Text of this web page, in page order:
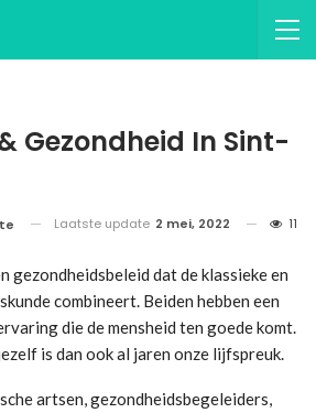
Gezondheid In Sint-
Laatste update 2 mei, 2022 11
gezondheidsbeleid dat de klassieke en
combineert. Beiden hebben een
die de mensheid ten goede komt.
is dan ook al jaren onze lijfspreuk.
artsen, gezondheidsbegeleiders,